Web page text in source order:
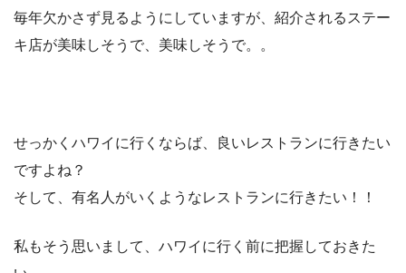
毎年欠かさず見るようにしていますが、紹介されるステー
キ店が美味しそうで、美味しそうで。。
せっかくハワイに行くならば、良いレストランに行きたい
ですよね？
そして、有名人がいくようなレストランに行きたい！！
私もそう思いまして、ハワイに行く前に把握しておきた